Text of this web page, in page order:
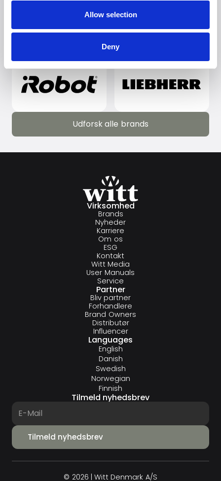
Allow selection
Deny
Udforsk alle brands
Udforsk alle brands
Virksomhed
Brands
Nyheder
Karriere
Om os
ESG
Kontakt
Witt Media
User Manuals
Service
Partner
Bliv partner
Forhandlere
Brand Owners
Distributør
Influencer
Languages
English
Danish
Swedish
Norwegian
Finnish
Tilmeld nyhedsbrev
© 2026 | Witt Denmark A/S